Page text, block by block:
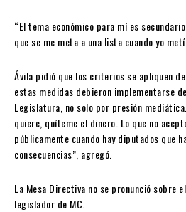
“El tema económico para mí es
que se me meta a una lista cuando yo
Ávila pidió que los criterios se apliquen
estas medidas debieron implementarse
Legislatura, no solo por presión
quiere, quíteme el dinero. Lo que no
públicamente cuando hay diputados que
consecuencias”, agregó.
La Mesa Directiva no se pronunció sobre
legislador de MC.